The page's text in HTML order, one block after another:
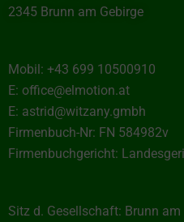
2345 Brunn am Gebirge
Mobil: +43 699 10500910
E: office@elmotion.at
E: astrid@witzany.gmbh
Firmenbuch-Nr: FN 584982v
Firmenbuchgericht:
Sitz d. Gesellschaft: Brunn